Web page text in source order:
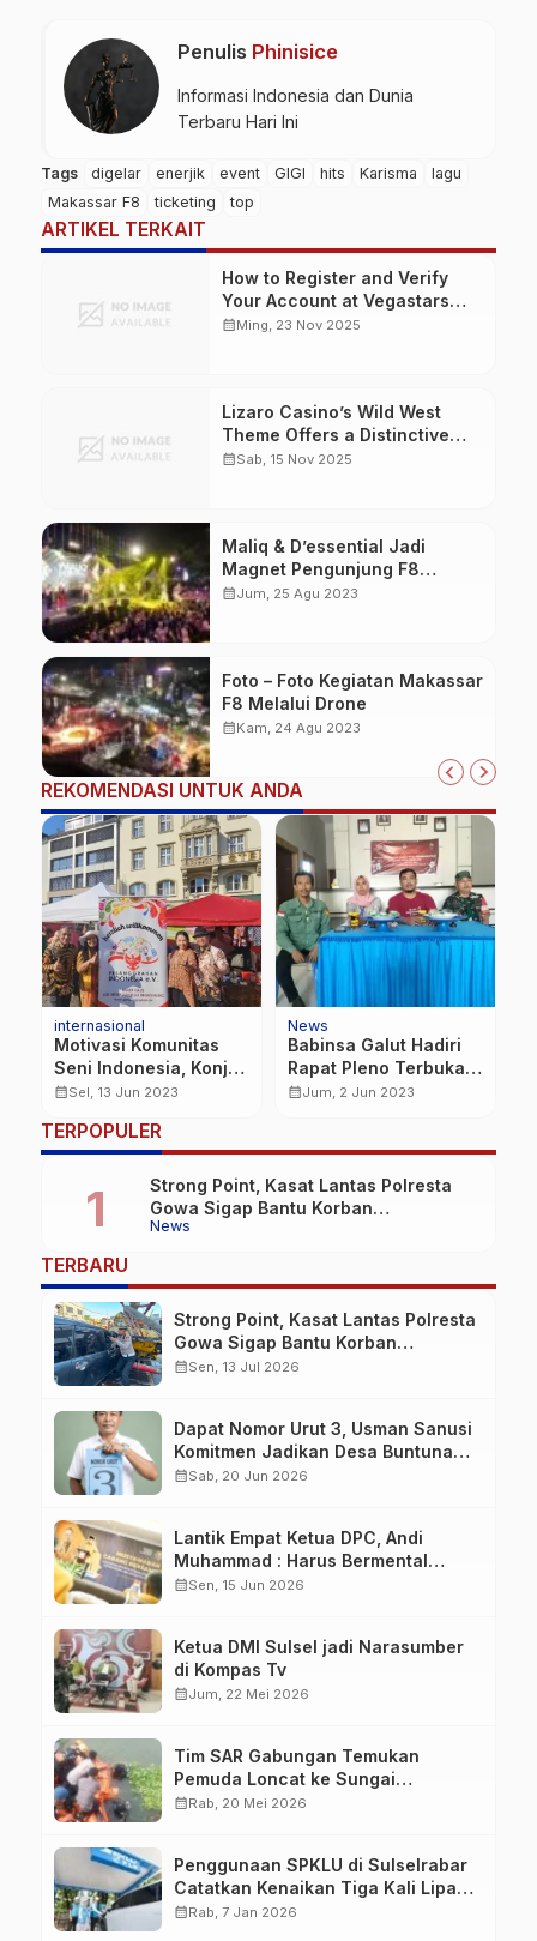
Penulis Phinisice
Informasi Indonesia dan Dunia
Terbaru Hari Ini
Tags digelar enerjik event GIGI hits Karisma
lagu
Makassar F8
ticketing top
ARTIKEL TERKAIT
How to Register and Verify
Your Account at Vegastars
Casino for a Seamless
calendar_monthMing, 23 Nov 2025
Lizaro Casino’s Wild West
Theme Offers a Distinctive
Experience for Players
calendar_monthSab, 15 Nov 2025
Maliq & D’essential Jadi
Magnet Pengunjung F8
Makassar Hari Kedua
calendar_monthJum, 25 Agu 2023
Foto – Foto Kegiatan Makassar
F8 Melalui Drone
calendar_monthKam, 24 Agu 2023
REKOMENDASI UNTUK ANDA
News
Wali Kota Danny
Instruksikan OPD
Percepat Tender Dini
calendar_monthSel, 29 Nov 2022
News
Bulan Ini Pemprov
Sulsel Keluarkan SK
Penlok Segmen E
calendar_monthJum, 15 Jul 2022
TERPOPULER
News
Strong Point, Kasat Lantas Polresta
Gowa Sigap Bantu Korban
Kecelakaan
TERBARU
Strong Point, Kasat Lantas Polresta
Gowa Sigap Bantu Korban
Kecelakaan
calendar_monthSen, 13 Jul 2026
Dapat Nomor Urut 3, Usman Sanusi
Komitmen Jadikan Desa Buntuna
Jauh lebih Baik
calendar_monthSab, 20 Jun 2026
Lantik Empat Ketua DPC, Andi
Muhammad : Harus Bermental
Pejuang
calendar_monthSen, 15 Jun 2026
Ketua DMI Sulsel jadi Narasumber
di Kompas Tv
calendar_monthJum, 22 Mei 2026
Tim SAR Gabungan Temukan
Pemuda Loncat ke Sungai
Pampang Makassar
calendar_monthRab, 20 Mei 2026
Penggunaan SPKLU di Sulselrabar
Catatkan Kenaikan Tiga Kali Lipat
di Tahun 2025
calendar_monthRab, 7 Jan 2026